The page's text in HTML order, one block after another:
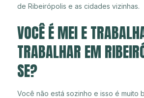
de Ribeirópolis e as cidades vizinhas.
VOCÊ É MEI E
TRABALHAR EM
SE?
Você não está sozinho e isso é muito